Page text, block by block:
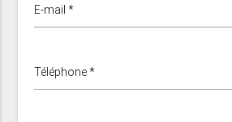
E-mail *
Téléphone *